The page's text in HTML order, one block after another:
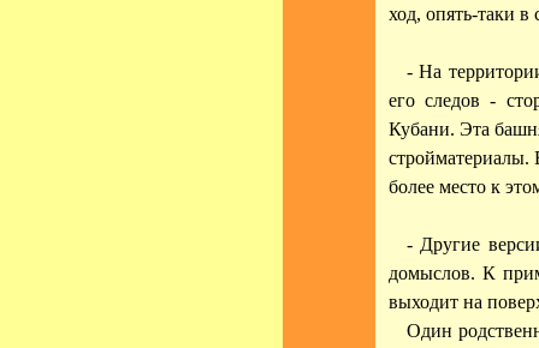
ход, опять-таки в
- На
его следов -
Кубани. Эта
стройматериалы.
более место к
- Другие
домыслов. К
выходит на
Один